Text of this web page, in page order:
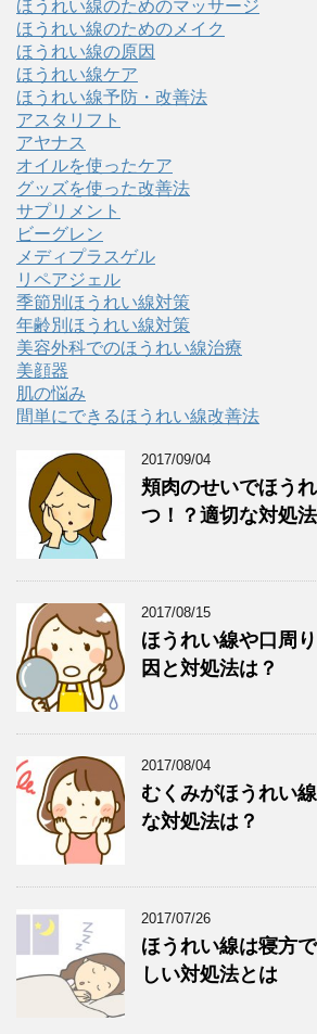
ほうれい線のためのマッサージ
ほうれい線のためのメイク
ほうれい線の原因
ほうれい線ケア
ほうれい線予防・改善法
アスタリフト
アヤナス
オイルを使ったケア
グッズを使った改善法
サプリメント
ビーグレン
メディプラスゲル
リペアジェル
季節別ほうれい線対策
年齢別ほうれい線対策
美容外科でのほうれい線治療
美顔器
肌の悩み
間単にできるほうれい線改善法
2017/09/04
頬肉のせいでほう
つ！？適切な対処
2017/08/15
ほうれい線や口周
因と対処法は？
2017/08/04
むくみがほうれい
な対処法は？
2017/07/26
ほうれい線は寝方
しい対処法とは